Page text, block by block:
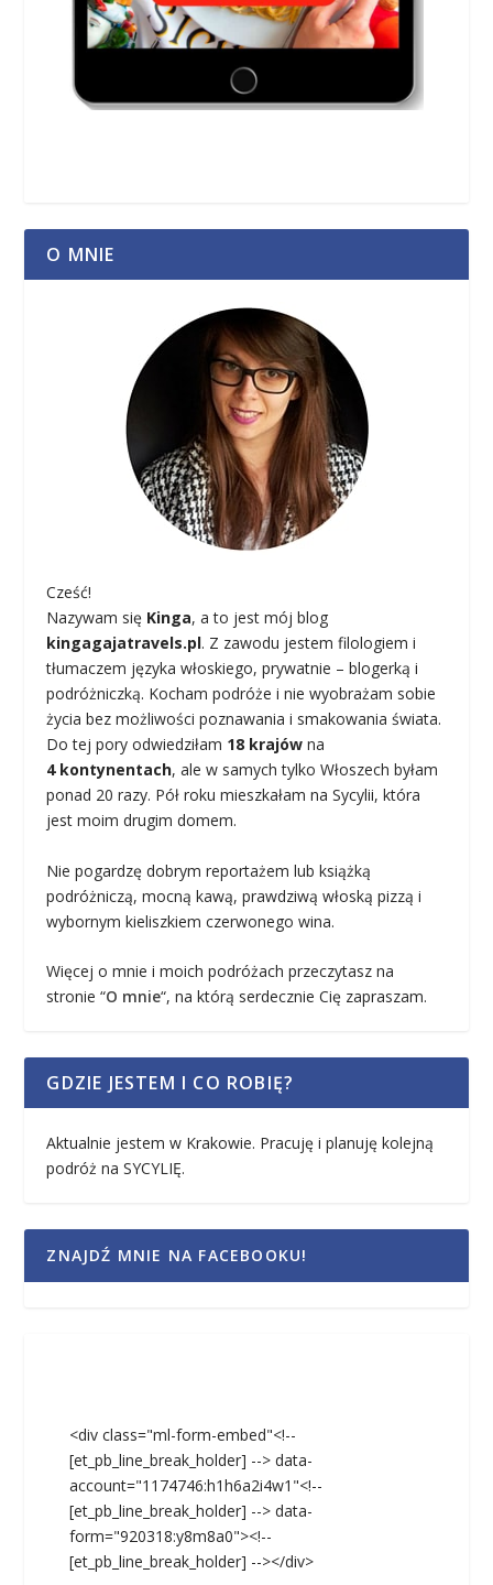
O MNIE
Cześć!
Nazywam się Kinga, a to jest mój blog
kingagajatravels.pl. Z zawodu jestem filologiem i
tłumaczem języka włoskiego, prywatnie – blogerką i
podróżniczką. Kocham podróże i nie wyobrażam sobie
życia bez możliwości poznawania i smakowania świata.
Do tej pory odwiedziłam 18 krajów na
4 kontynentach, ale w samych tylko Włoszech byłam
ponad 20 razy. Pół roku mieszkałam na Sycylii, która
jest moim drugim domem.
Nie pogardzę dobrym reportażem lub książką
podróżniczą, mocną kawą, prawdziwą włoską pizzą i
wybornym kieliszkiem czerwonego wina.
Więcej o mnie i moich podróżach przeczytasz na
stronie “O mnie“, na którą serdecznie Cię zapraszam.
GDZIE JESTEM I CO ROBIĘ?
Aktualnie jestem w Krakowie. Pracuję i planuję kolejną
podróż na SYCYLIĘ.
ZNAJDŹ MNIE NA FACEBOOKU!
<div class="ml-form-embed"<!--
[et_pb_line_break_holder] --> data-
account="1174746:h1h6a2i4w1"<!--
[et_pb_line_break_holder] --> data-
form="920318:y8m8a0"><!--
[et_pb_line_break_holder] --></div>